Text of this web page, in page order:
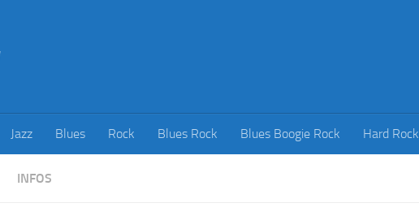
Jazz Blues Rock Blues Rock Blues Boogie Rock Hard Rock
INFOS